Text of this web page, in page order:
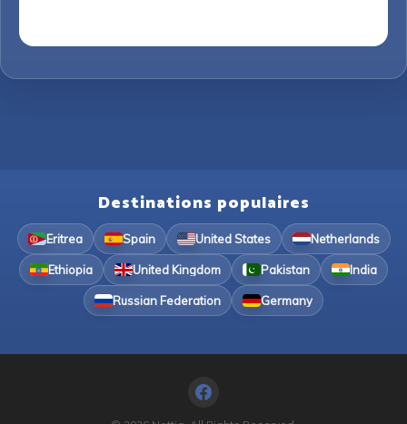
Destinations populaires
Eritrea Spain United States Netherlands
Ethiopia United Kingdom Pakistan India
Russian Federation Germany